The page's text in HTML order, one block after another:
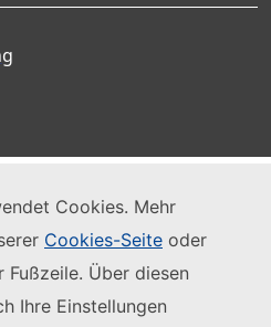
Cookies. Mehr
Cookies-Seite oder
Fußzeile. Über diesen
Ihre Einstellungen